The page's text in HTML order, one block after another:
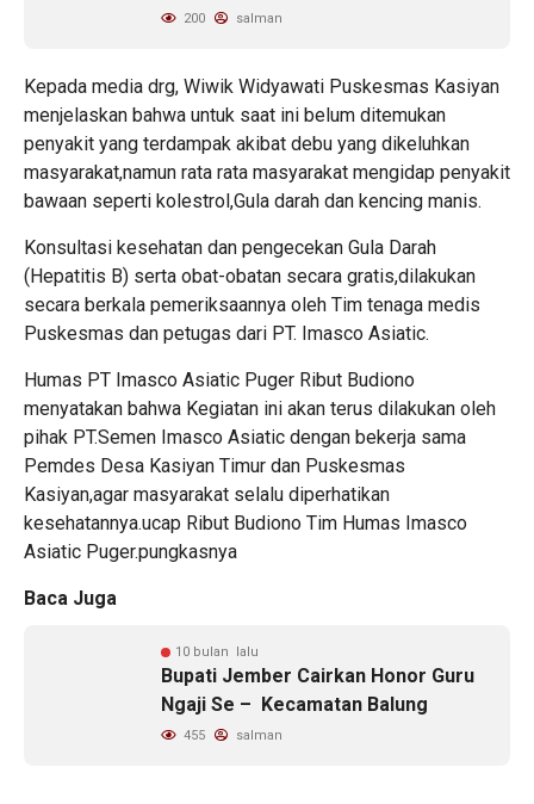
200 salman
Kepada media drg, Wiwik Widyawati Puskesmas Kasiyan
menjelaskan bahwa untuk saat ini belum ditemukan
penyakit yang terdampak akibat debu yang dikeluhkan
masyarakat,namun rata rata masyarakat mengidap penyakit
bawaan seperti kolestrol,Gula darah dan kencing manis.
Konsultasi kesehatan dan pengecekan Gula Darah
(Hepatitis B) serta obat-obatan secara gratis,dilakukan
secara berkala pemeriksaannya oleh Tim tenaga medis
Puskesmas dan petugas dari PT. Imasco Asiatic.
Humas PT Imasco Asiatic Puger Ribut Budiono
menyatakan bahwa Kegiatan ini akan terus dilakukan oleh
pihak PT.Semen Imasco Asiatic dengan bekerja sama
Pemdes Desa Kasiyan Timur dan Puskesmas
Kasiyan,agar masyarakat selalu diperhatikan
kesehatannya.ucap Ribut Budiono Tim Humas Imasco
Asiatic Puger.pungkasnya
Baca Juga
10 bulan lalu
Bupati Jember Cairkan Honor Guru
Ngaji Se – Kecamatan Balung
455 salman